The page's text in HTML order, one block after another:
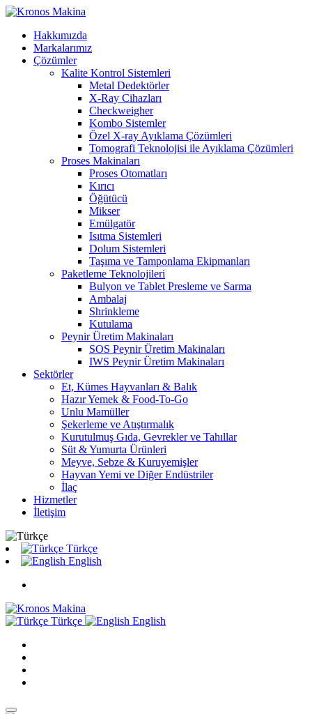
Hakkımızda
Markalarımız
Çözümler
Kalite Kontrol Sistemleri
Metal Dedektörler
X-Ray Cihazları
Checkweigher
Kombo Sistemler
Özel X-ray Ayıklama Çözümleri
Tomografi Teknolojisi ile Ayıklama Çözümleri
Proses Makinaları
Proses Otomatları
Kırıcı
Öğütücü
Mikser
Emülgatör
Isıtma Sistemleri
Dolum Sistemleri
Taşıma ve Tamponlama Ekipmanları
Paketleme Teknolojileri
Bulyon ve Tablet Presleme ve Sarma
Ambalaj
Shrinkleme
Kutulama
Peynir Üretim Makinaları
SOS Peynir Üretim Makinaları
IWS Peynir Üretim Makinaları
Sektörler
Et, Kümes Hayvanları & Balık
Hazır Yemek & Food-To-Go
Unlu Mamüller
Şekerleme ve Atıştırmalık
Kurutulmuş Gıda, Gevrekler ve Tahıllar
Süt & Yumurta Ürünleri
Meyve, Sebze & Kuruyemişler
Hayvan Yemi ve Diğer Endüstriler
İlaç
Hizmetler
İletişim
Türkçe
English
Türkçe English